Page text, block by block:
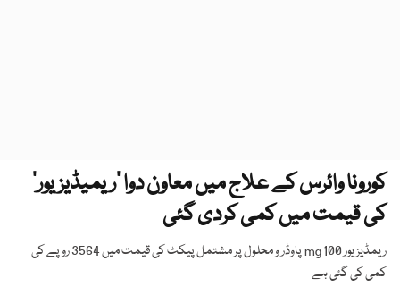
کورونا وائرس کے علاج میں معاون دوا ’ریمیڈیزیور‘
کی قیمت میں کمی کردی گئی
ریمڈیزیور 100 mg پاوڈر و محلول پر مشتمل پیکٹ کی قیمت میں 3564 روپے کی
کمی کی گئی ہے